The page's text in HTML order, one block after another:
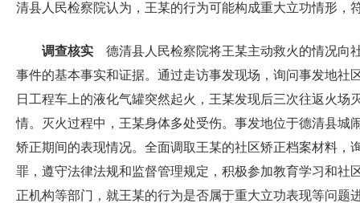
清县人民检察院认为，王某的行为可能构成重大立功情形，
调查核实 德清县人民检察院将王某主动救火的情况向
事件的基本事实和证据。通过走访事发现场，询问事发地
日工程车上的液化气罐突然起火，王某发现后三次往返火
情。灭火过程中，王某身体多处受伤。事发地位于德清县
矫正期间的表现情况。全面调取王某的社区矫正档案材料
罪，遵守法律法规和监督管理规定，积极参加教育学习和
正机构等部门，就王某的行为是否属于重大立功表现等问题